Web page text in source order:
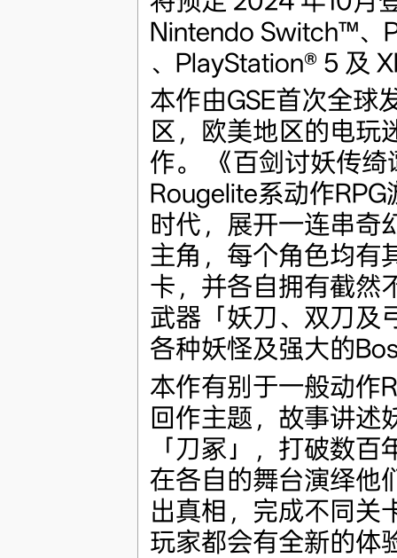
Nintendo Switch™、
、PlayStation® 5 及
本作由GSE首次全球
区，欧美地区的电玩
作。 《百剑讨妖传
Rougelite系动作
时代，展开一连串奇
主角，每个角色均有
卡，并各自拥有截然
武器「妖刀、双刀及
各种妖怪及强大的
本作有别于一般动作
回作主题，故事讲述
「刀冢」，打破数
在各自的舞台演绎他
出真相，完成不同关
玩家都会有全新的体